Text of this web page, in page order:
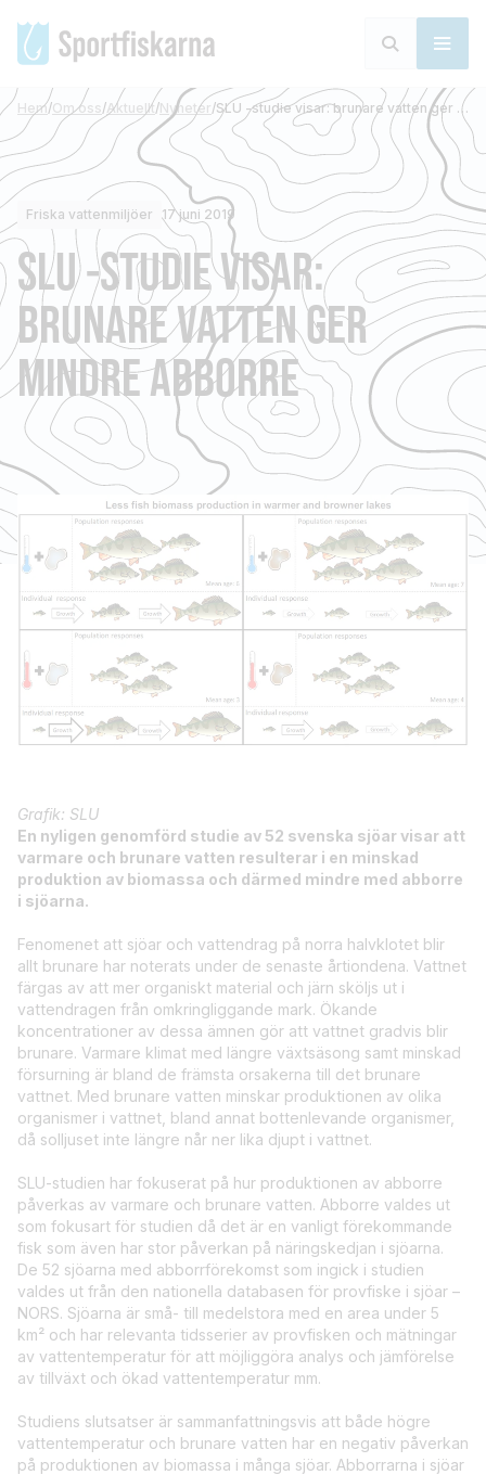
Hem/Om oss/Aktuellt/Nyheter/ SLU -studie visar: brunare vatten ger mindre abborre
Friska vattenmiljöer 17 juni 2019
SLU -STUDIE VISAR:
BRUNARE VATTEN GER
MINDRE ABBORRE
Grafik: SLU
En nyligen genomförd studie av 52 svenska sjöar visar att
varmare och brunare vatten resulterar i en minskad
produktion av biomassa och därmed mindre med abborre
i sjöarna.
Fenomenet att sjöar och vattendrag på norra halvklotet blir
allt brunare har noterats under de senaste årtiondena. Vattnet
färgas av att mer organiskt material och järn sköljs ut i
vattendragen från omkringliggande mark. Ökande
koncentrationer av dessa ämnen gör att vattnet gradvis blir
brunare. Varmare klimat med längre växtsäsong samt minskad
försurning är bland de främsta orsakerna till det brunare
vattnet. Med brunare vatten minskar produktionen av olika
organismer i vattnet, bland annat bottenlevande organismer,
då solljuset inte längre når ner lika djupt i vattnet.
SLU-studien har fokuserat på hur produktionen av abborre
påverkas av varmare och brunare vatten. Abborre valdes ut
som fokusart för studien då det är en vanligt förekommande
fisk som även har stor påverkan på näringskedjan i sjöarna.
De 52 sjöarna med abborrförekomst som ingick i studien
valdes ut från den nationella databasen för provfiske i sjöar –
NORS. Sjöarna är små- till medelstora med en area under 5
km² och har relevanta tidsserier av provfisken och mätningar
av vattentemperatur för att möjliggöra analys och jämförelse
av tillväxt och ökad vattentemperatur mm.
Studiens slutsatser är sammanfattningsvis att både högre
vattentemperatur och brunare vatten har en negativ påverkan
på produktionen av biomassa i många sjöar. Abborrarna i sjöar